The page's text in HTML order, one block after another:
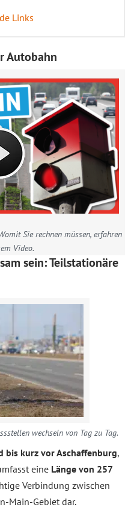
Links
Autobahn
Sie rechnen müssen, erfahren
Video.
sein: Teilstationäre
wechseln von Tag zu Tag.
kurz vor Aschaffenburg,
eine Länge von 257
Verbindung zwischen
Main-Gebiet dar.